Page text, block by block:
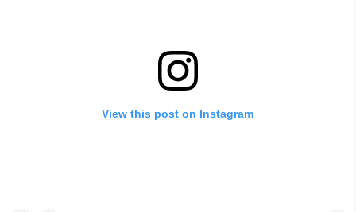
View this post on Instagram